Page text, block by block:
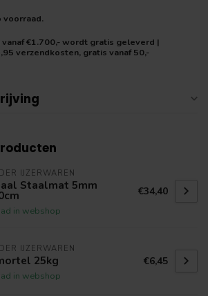
voorraad.
€1.700,- wordt gratis geleverd |
verzendkosten, gratis vanaf 50,-
IJZERWAREN
Staalmat 5mm
in webshop
€34,40
IJZERWAREN
25kg
in webshop
€6,45